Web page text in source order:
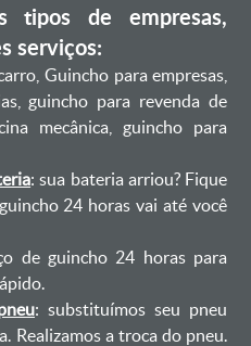
tipos de empresas,
serviços:
Guincho para empresas,
guincho para revenda de
mecânica, guincho para
: sua bateria arriou? Fique
24 horas vai até você
de guincho 24 horas para
: substituímos seu pneu
Realizamos a troca do pneu.